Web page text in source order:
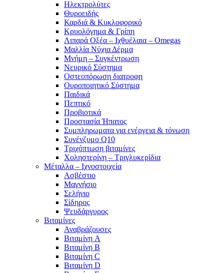
Ηλεκτρολύτες
Θυροειδής
Καρδιά & Κυκλοφορικό
Κρυολόγημα & Γρίπη
Λιπαρά Οξέα – Ιχθυέλαια – Omegas
Μαλλία Νύχια Δέρμα
Μνήμη – Συγκέντρωση
Νευρικό Σύστημα
Οστεοπόρωση διατροφη
Ουροποιητικό Σύστημα
Παιδικά
Πεπτικό
Προβιοτικά
Προστασία Ήπατος
Συμπληρωματα για ενέργεια & τόνωση
Συνένζυμο Q10
Τριχόπτωση βιταμίνες
Χοληστερίνη – Τριγλυκερίδια
Μέταλλα – Ιχνοστοιχεία
Ασβέστιο
Μαγνήσιο
Σελήνιο
Σίδηρος
Ψευδάργυρος
Βιταμίνες
Αναβράζουσες
Βιταμίνη A
Βιταμίνη B
Βιταμίνη C
Βιταμίνη D